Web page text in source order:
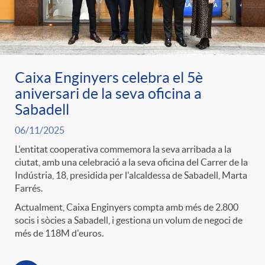
r
a
S
a
l
a
ó
p
e
r
c
a
t
t
e
n
i
d
o
A
l
i
c
a
d
o
Caixa Enginyers celebra el 5è
aniversari de la seva oficina a
Sabadell
06/11/2025
L'entitat cooperativa commemora la seva arribada a la
ciutat, amb una celebració a la seva oficina del Carrer de la
Indústria, 18, presidida per l'alcaldessa de Sabadell, Marta
Farrés.
Actualment, Caixa Enginyers compta amb més de 2.800
socis i sòcies a Sabadell, i gestiona un volum de negoci de
més de 118M d'euros.